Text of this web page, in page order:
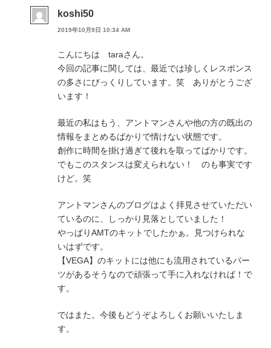
koshi50
2019年10月9日 10:34 AM
こんにちは taraさん。
今回の記事に関しては、最近では珍しくレスポンス
の多さにびっくりしています。笑 ありがとうござ
います！
最近の私はもう、アントマンさんや他の方の既出の
情報をまとめるばかりで情けない状態です。
創作に時間を掛け過ぎて後れを取ってばかりです。
でもこのスタンスは変えられない！ のも事実です
けど。笑
アントマンさんのブログはよく拝見させていただい
ているのに、しっかり見落としていました！
やっぱりAMTのキットでしたかぁ。見つけられな
いはずです。
【VEGA】のキットには他にも流用されているパー
ツがあるそうなので頑張って手に入れなければ！で
す。
ではまた。今後もどうぞよろしくお願いいたしま
す。